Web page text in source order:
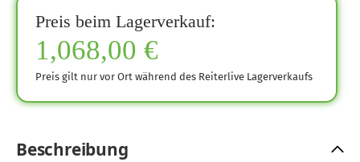
Preis beim Lagerverkauf:
1,068,00 €
Preis gilt nur vor Ort während des Reiterlive Lagerverkaufs
Beschreibung